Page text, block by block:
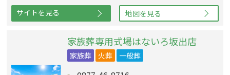
サイトを見る 地図を見る
家族葬専用式場はないろ坂出店
家族葬 火葬 一般葬